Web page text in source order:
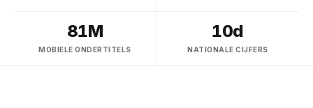
81M
MOBIELE ONDERTITELS
10d
NATIONALE CIJFERS